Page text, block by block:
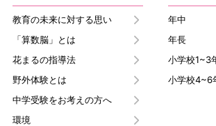
教育の未来に対する思い
「算数脳」とは
花まるの指導法
野外体験とは
中学受験をお考えの方へ
環境
年中
年長
小学校1~3
小学校4~6